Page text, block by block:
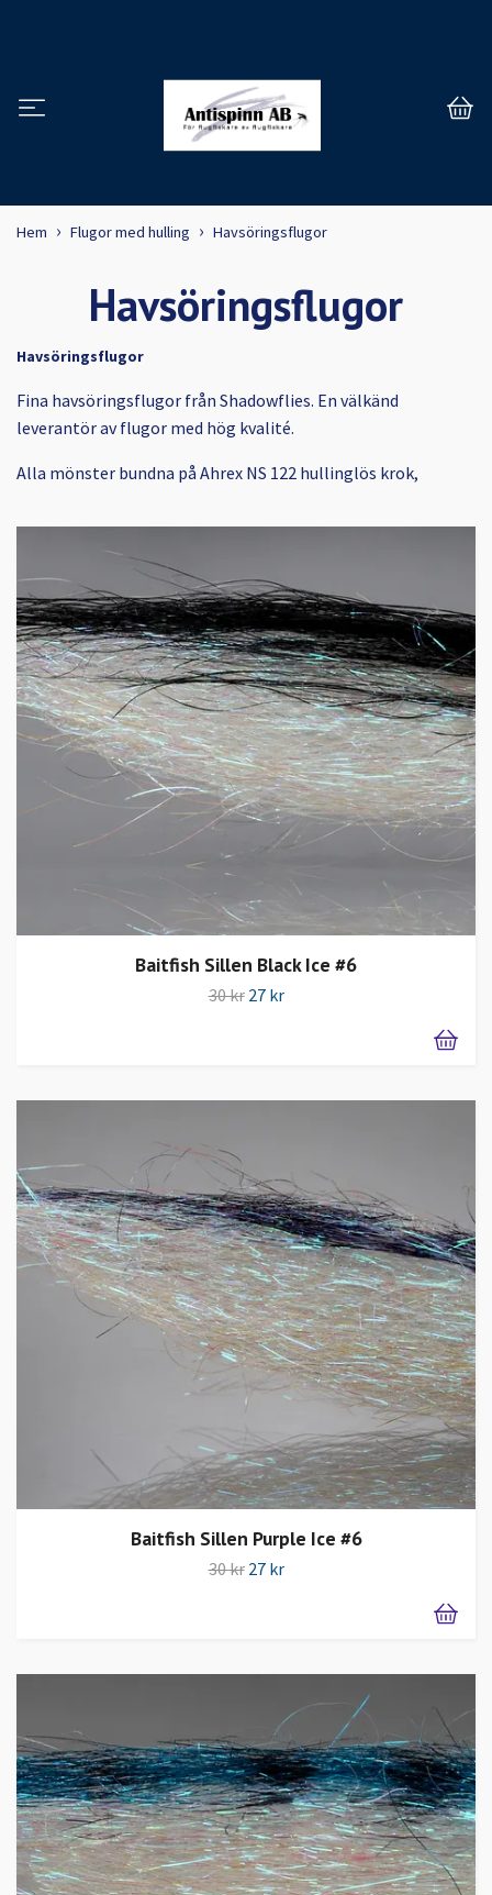
Hem Flugor med hulling Havsöringsflugor
Havsöringsflugor
Havsöringsflugor
Fina havsöringsflugor från Shadowflies. En välkänd
leverantör av flugor med hög kvalité.
Alla mönster bundna på Ahrex NS 122 hullinglös krok,
Baitfish Sillen Black Ice #6
30 kr 27 kr
Baitfish Sillen Purple Ice #6
30 kr 27 kr